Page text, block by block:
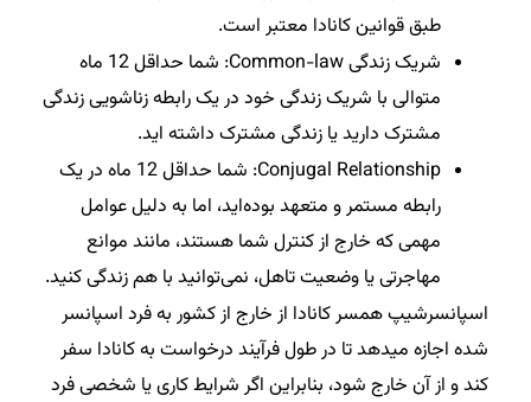
طبق قوانین کانادا معتبر است.
شریک زندگی Common-law: شما حداقل 12 ماه
متوالی با شریک زندگی خود در یک رابطه زناشویی زندگی
مشترک دارید یا زندگی مشترک داشته اید.
Conjugal Relationship: شما حداقل 12 ماه در یک
رابطه مستمر و متعهد بوده‌اید، اما به دلیل عوامل
مهمی که خارج از کنترل شما هستند، مانند موانع
مهاجرتی یا وضعیت تاهل، نمی‌توانید با هم زندگی کنید.
اسپانسرشیپ همسر کانادا از خارج از کشور به فرد اسپانسر
شده اجازه میدهد تا در طول فرآیند درخواست به کانادا سفر
کند و از آن خارج شود، بنابراین اگر شرایط کاری یا شخصی فرد